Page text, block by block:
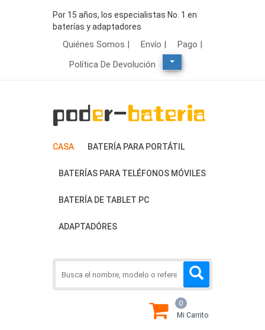
Por 15 años, los especialistas No. 1 en
baterías y adaptadores
Quiénes Somos | Envío |
Pago |
Política De Devolución
CASA BATERÍA PARA PORTÁTIL
BATERÍAS PARA TELÉFONOS MÓVILES
BATERÍA DE TABLET PC
ADAPTADÓRES
0
Mi Carrito